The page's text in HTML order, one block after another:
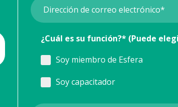
¿Cuál es su función?* (Puede
Soy miembro de Esfera
Soy capacitador